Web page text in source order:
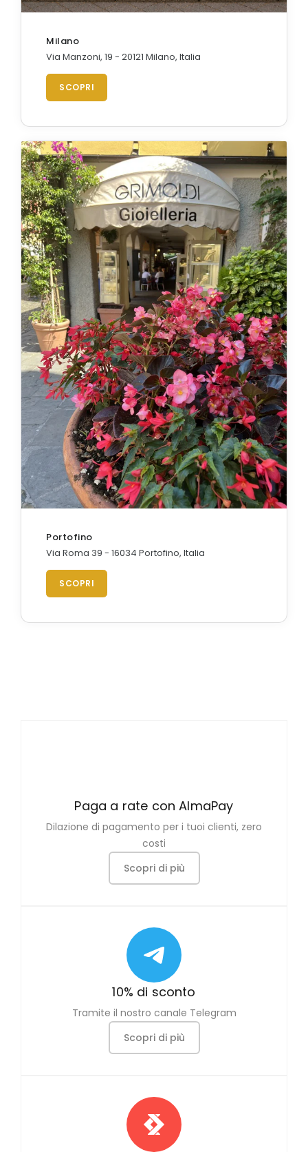
Milano
Via Manzoni, 19 - 20121 Milano, Italia
SCOPRI
Portofino
Via Roma 39 - 16034 Portofino, Italia
SCOPRI
Paga a rate con AlmaPay
Dilazione di pagamento per i tuoi clienti, zero
costi
Scopri di più
10% di sconto
Tramite il nostro canale Telegram
Scopri di più